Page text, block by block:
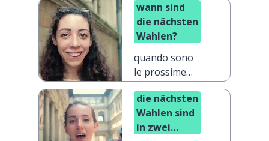
wann sind
die nächsten
Wahlen?
quando sono
le prossime
elezioni?
die nächsten
Wahlen sind
in zwei